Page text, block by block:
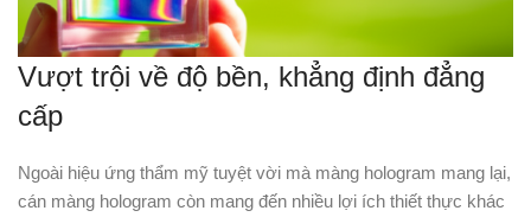
Vượt trội về độ bền, khẳng định đẳng
cấp
Ngoài hiệu ứng thẩm mỹ tuyệt vời mà màng hologram mang lại,
cán màng hologram còn mang đến nhiều lợi ích thiết thực khác